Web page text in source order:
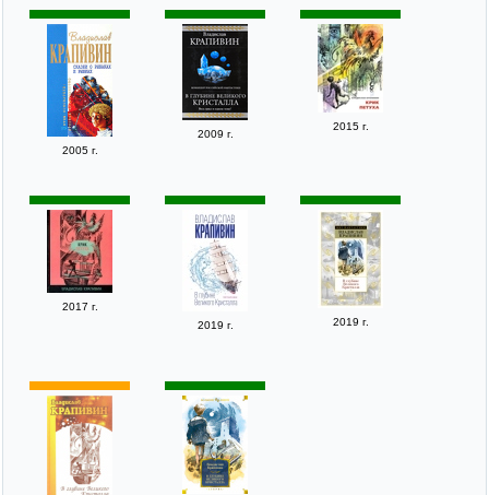
2005 г.
2009 г.
2015 г.
2017 г.
2019 г.
2019 г.